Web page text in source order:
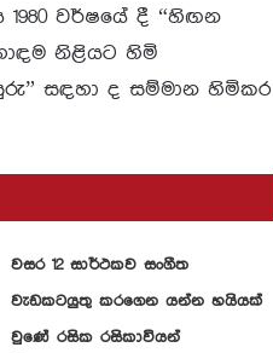
වර්ෂයේ දී “හිඟන
නිළියට හිමි
සඳහා ද සම්මාන හිමිකර
වසර 12 සාර්ථකව සංගීත
වැඩකටයුතු කරගෙන යන්න හයියක්
වුණේ රසික රසිකාවියන්